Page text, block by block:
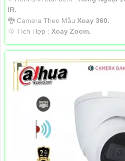
IR.
🐉️ Camera Theo Mẫu Xoay 360.
️💠 Tích Hợp : Xoay Zoom.